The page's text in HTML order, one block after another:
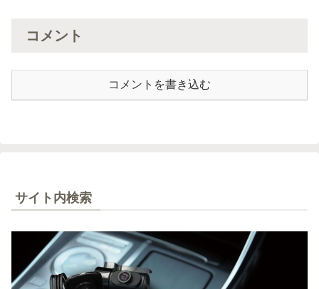
コメント
コメントを書き込む
サイト内検索